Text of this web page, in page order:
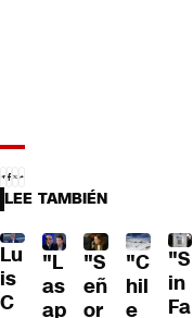
LEE TAMBIÉN
Lu
is
C
"L
as
ap
"S
eñ
or
"C
hil
e
"S
in
Fa